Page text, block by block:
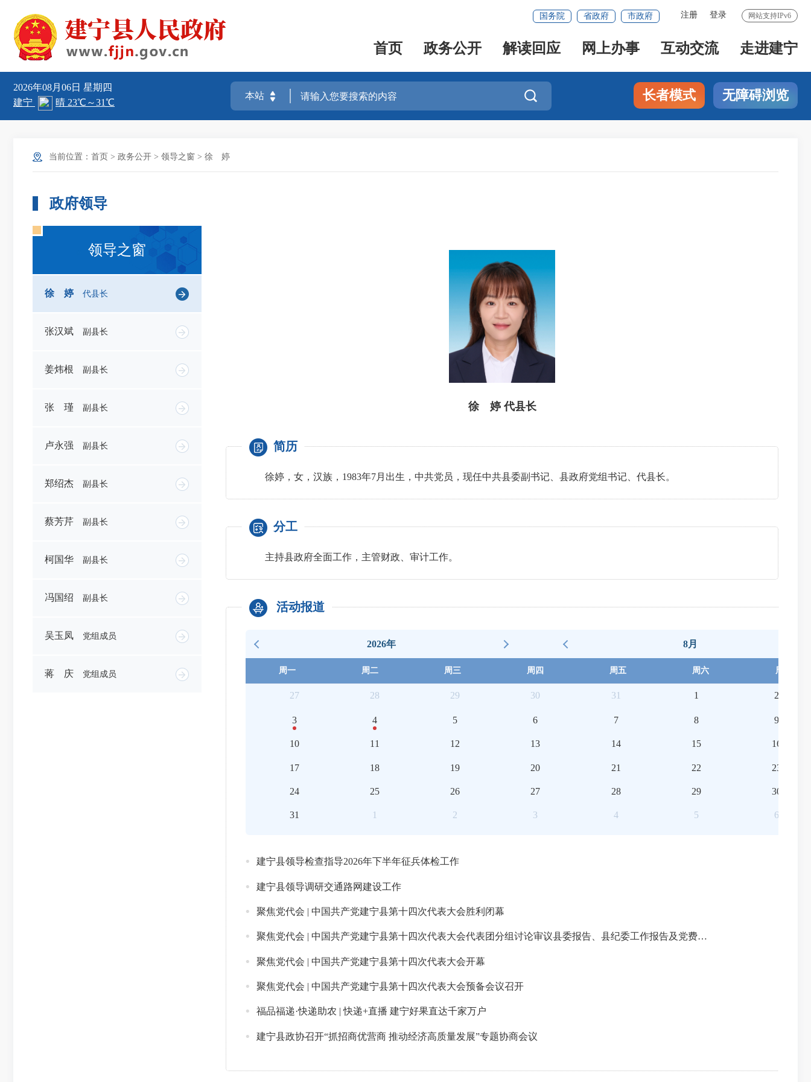
网站支持IPv6
注册 登录
国务院 省政府 市政府
首页 政务公开 解读回应 网上办事 互动交流 走进建宁
2026年08月06日 星期四
 长者模式 无障碍浏览
当前位置： 首页 > 政务公开 > 领导之窗 > 徐 婷
政府领导
领导之窗
徐 婷 代县长
张汉斌 副县长
姜炜根 副县长
张 瑾 副县长
卢永强 副县长
郑绍杰 副县长
蔡芳芹 副县长
柯国华 副县长
冯国绍 副县长
吴玉凤 党组成员
蒋 庆 党组成员
徐 婷代县长
简历
徐婷，女，汉族，1983年7月出生，中共党员，现任中共县委副书记、县政府党组书记、 代县长。
分工
主持县政府全面工作，主管财政、审计工作。
活动报道
2026年 8月
周一 周二 周三 周四 周五 周六 周日
27 28 29 30 31 1 2
3 4 5 6 7 8 9
10 11 12 13 14 15 16
17 18 19 20 21 22 23
24 25 26 27 28 29 30
31 1 2 3 4 5 6
建宁县领导检查指导2026年下半年征兵体检工作
建宁县领导调研交通路网建设工作
聚焦党代会 | 中国共产党建宁县第十四次代表大会胜利闭幕
聚焦党代会 | 中国共产党建宁县第十四次代表大会代表团分组讨论审议县委报告、县纪委工作报告及党费收缴、使用和管理情况的
聚焦党代会 | 中国共产党建宁县第十四次代表大会开幕
聚焦党代会 | 中国共产党建宁县第十四次代表大会预备会议召开
福品福递·快递助农 | 快递+直播 建宁好果直达千家万户
建宁县政协召开“抓招商优营商 推动经济高质量发展”专题协商会议